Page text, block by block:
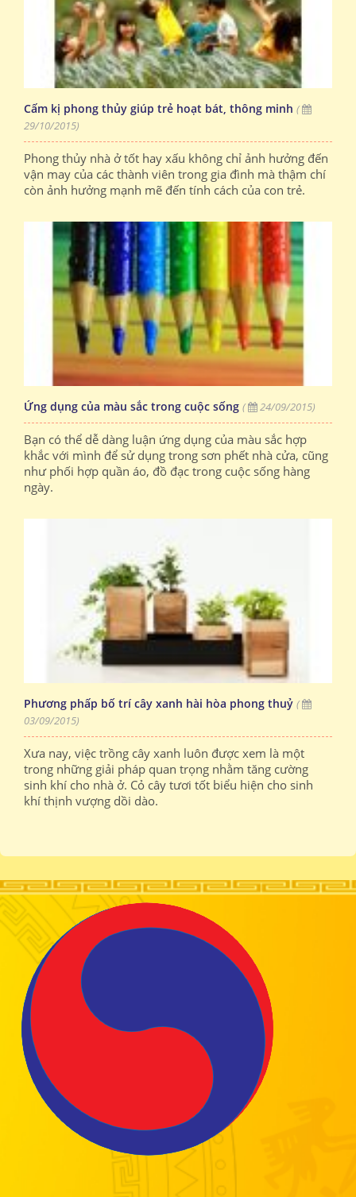
Cấm kị phong thủy giúp trẻ hoạt bát, thông minh (
29/10/2015)
Phong thủy nhà ở tốt hay xấu không chỉ ảnh hưởng đến
vận may của các thành viên trong gia đình mà thậm chí
còn ảnh hưởng mạnh mẽ đến tính cách của con trẻ.
Ứng dụng của màu sắc trong cuộc sống ( 24/09/2015)
Bạn có thể dễ dàng luận ứng dụng của màu sắc hợp
khắc với mình để sử dụng trong sơn phết nhà cửa, cũng
như phối hợp quần áo, đồ đạc trong cuộc sống hàng
ngày.
Phương phấp bố trí cây xanh hài hòa phong thuỷ (
03/09/2015)
Xưa nay, việc trồng cây xanh luôn được xem là một
trong những giải pháp quan trọng nhằm tăng cường
sinh khí cho nhà ở. Cỏ cây tươi tốt biểu hiện cho sinh
khí thịnh vượng dồi dào.